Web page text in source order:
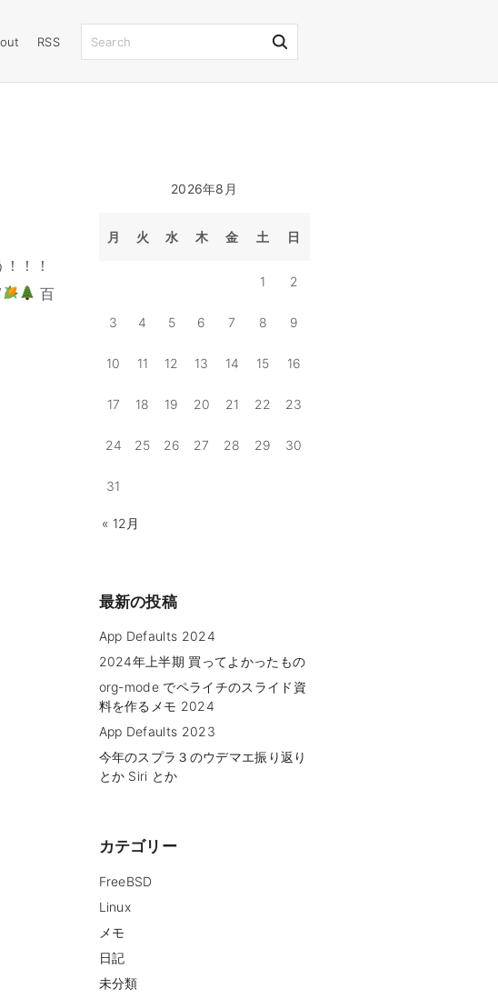
RSS
o
！！
百
2026年8月
月 火 水 木 金 土 日
1 2
3 4 5 6 7 8 9
10 11 12 13 14 15 16
17 18 19 20 21 22 23
24 25 26 27 28 29 30
31
« 12月
最新の投稿
App Defaults 2024
2024年上半期 買ってよかったもの
org-mode でペライチのスライド資
料を作るメモ 2024
App Defaults 2023
今年のスプラ３のウデマエ振り返り
とか Siri とか
カテゴリー
FreeBSD
Linux
メモ
日記
未分類